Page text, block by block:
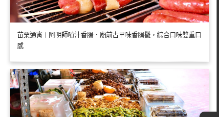
苗栗通宵︱阿明師噴汁香腸．廟前古早味香腸攤，綜合口味雙重口
感